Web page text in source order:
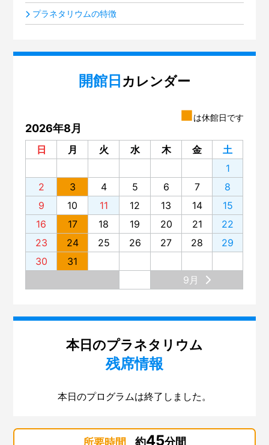
プラネタリウムの特徴
開館日 カレンダー
■は休館日です
2026年8月
日 月 火 水 木 金
土
1
2
3 4 5 6 7
8
9
10 11 12 13 14
15
16
17 18 19 20 21
22
23
24 25 26 27 28
29
30
31
9月
本日のプラネタリウム
残席情報
本日のプログラムは終了しました。
所要時間 約45分間